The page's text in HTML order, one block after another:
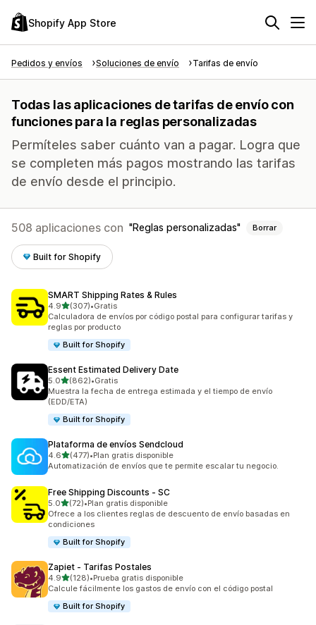
Shopify App Store
Pedidos y envíos Soluciones de envío Tarifas de envío
Todas las aplicaciones de tarifas de envío con
funciones para la reglas personalizadas
Permíteles saber cuánto van a pagar. Logra que
se completen más pagos mostrando las tarifas
de envío desde el principio.
508 aplicaciones con Reglas personalizadas Borrar
Built for Shopify
SMART Shipping Rates & Rules
4.9de 5 estrellas
(307)
307 reseñas en total
•Gratis
Calculadora de envíos por código postal para configurar tarifas y
reglas por producto
Built for Shopify
Essent Estimated Delivery Date
5.0de 5 estrellas
(862)
862 reseñas en total
•Gratis
Muestra la fecha de entrega estimada y el tiempo de envío
(EDD/ETA)
Built for Shopify
Plataforma de envíos Sendcloud
4.6de 5 estrellas
(477)
477 reseñas en total
•Plan gratis disponible
Automatización de envíos que te permite escalar tu negocio.
Free Shipping Discounts ‑ SC
5.0de 5 estrellas
(72)
72 reseñas en total
•Plan gratis disponible
Ofrece a los clientes reglas de descuento de envío basadas en
condiciones
Built for Shopify
Zapiet ‑ Tarifas Postales
4.9de 5 estrellas
(128)
128 reseñas en total
•Prueba gratis disponible
Calcule fácilmente los gastos de envío con el código postal
Built for Shopify